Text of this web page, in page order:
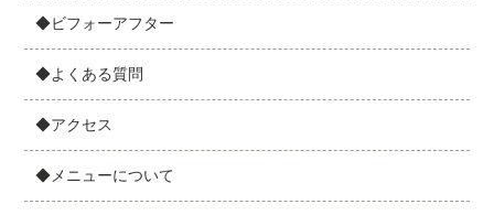
◆ビフォーアフター
◆よくある質問
◆アクセス
◆メニューについて